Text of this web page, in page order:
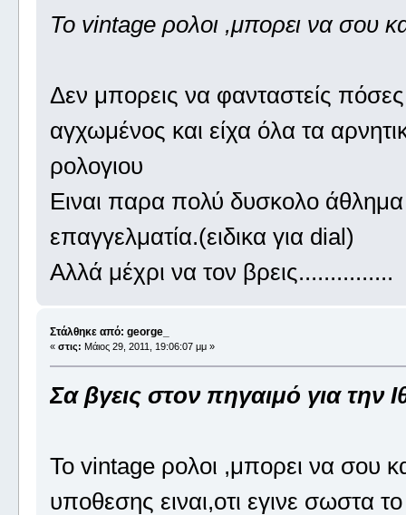
Το vintage ρολοι ,μπορει να σου
Δεν μπορεις να φανταστείς
αγχωμένος και είχα όλα τα
ρολογιου
Ειναι παρα πολύ δυσκολο
επαγγελματία.(ειδικα για dial)
Αλλά μέχρι να τον βρεις...............
Στάλθηκε από: george_
« στις: Μάιος 29, 2011, 19:06:07 μμ »
Σα βγεις στον πηγαιμό για την
Το vintage ρολοι ,μπορει να σου
υποθεσης ειναι,οτι εγινε σωστα